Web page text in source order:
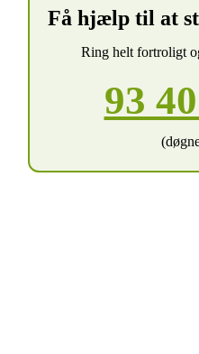
Få hjælp til at
Ring helt fortroligt
93